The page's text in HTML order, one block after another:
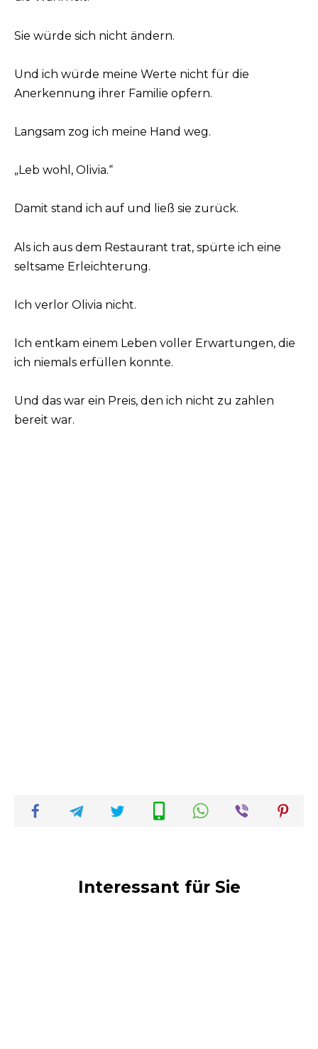
Sie würde sich nicht ändern.
Und ich würde meine Werte nicht für die
Anerkennung ihrer Familie opfern.
Langsam zog ich meine Hand weg.
„Leb wohl, Olivia.“
Damit stand ich auf und ließ sie zurück.
Als ich aus dem Restaurant trat, spürte ich eine
seltsame Erleichterung.
Ich verlor Olivia nicht.
Ich entkam einem Leben voller Erwartungen, die
ich niemals erfüllen konnte.
Und das war ein Preis, den ich nicht zu zahlen
bereit war.
Interessant für Sie